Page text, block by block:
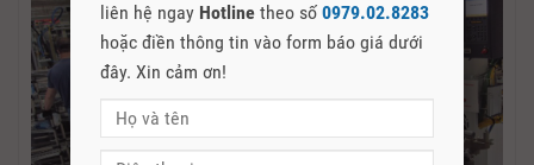
liên hệ ngay Hotline theo số 0979.02.8283
hoặc điền thông tin vào form báo giá dưới
đây. Xin cảm ơn!